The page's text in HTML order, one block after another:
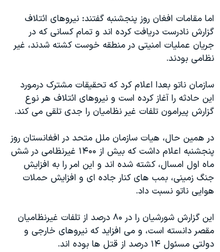
اما مقامات افغان روز پنجشنبه گفتند: نیروهای ائتلاف
گزارش نادرست دريافت کرده اند و تمام کسانی که در
جریان عملیات امنیتی در منطقه خوست کشته شدند، غیر
نظامی بودند.
سازمان ناتو بعدا اعلام کرد که تحقيقات مشترک درمورد
اين حادثه را آغاز کرده است و نیروهای ائتلاف هر نوع
گزارش پيرامون تلفات غير نظاميان را جدی تلقی می کند.
در همین حال، هيات سازمان ملل متحد در افغانستان روز
پنجشنبه اعلام داشت که بیش از ۱۴۰۰ غیرنظامی در شش
ماه اول امسال، کشته شده اند و اين امر را به افزايش
جنگ زمينی، بمب های کنار جاده ای و افزایش حملات
هوایی ناتو نسبت داد.
اين گزارش شورشیان را در ۸۰ درصد از تلفات غیرنظامیان
مقصر دانسته است، و می افزايد که نیروهای خارجی و
دولتی مسئول ۱۴ درصد از قتل ها بوده اند.